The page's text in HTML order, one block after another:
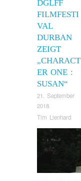
DGLFF
FILMFESTI
VAL
DURBAN
ZEIGT
„CHARACT
ER ONE :
SUSAN“
21. September
2018
Tim Lienhard